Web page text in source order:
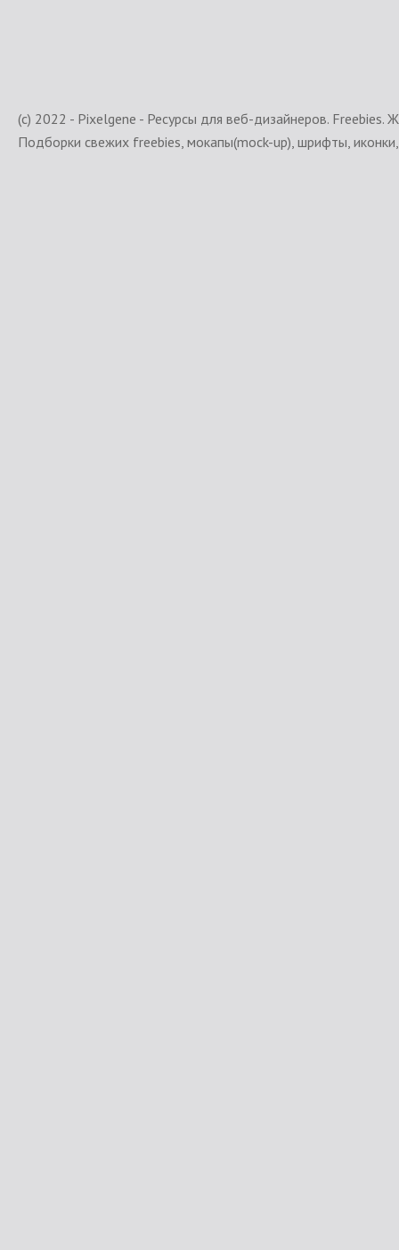
(c) 2022 - Pixelgene - Ресурсы для веб-дизайнеров. Freebies.
Подборки свежих freebies, мокапы(mock-up), шрифты,